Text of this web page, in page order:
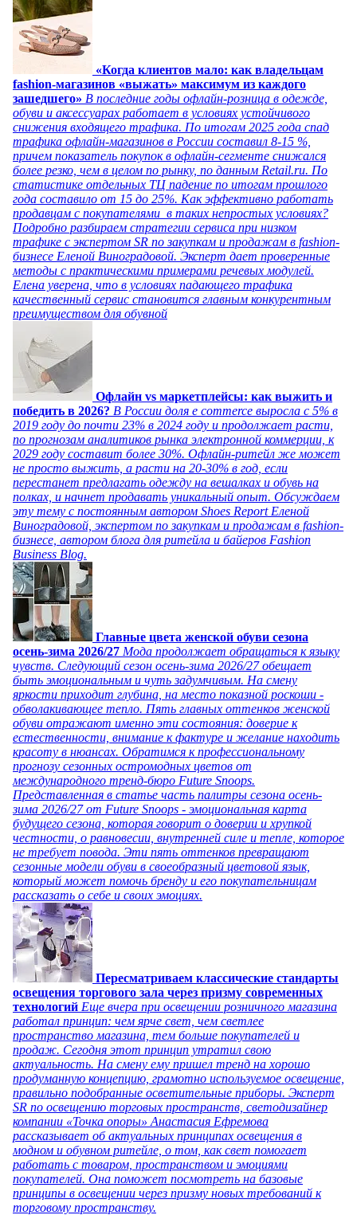
«Когда клиентов мало: как владельцам
fashion-магазинов «выжать» максимум из каждого
зашедшего» В последние годы офлайн-розница в одежде,
обуви и аксессуарах работает в условиях устойчивого
снижения входящего трафика. По итогам 2025 года спад
трафика офлайн-магазинов в России составил 8-15 %,
причем показатель покупок в офлайн-сегменте снижался
более резко, чем в целом по рынку, по данным Retail.ru. По
статистике отдельных ТЦ падение по итогам прошлого
года составило от 15 до 25%. Как эффективно работать
продавцам с покупателями в таких непростых условиях?
Подробно разбираем стратегии сервиса при низком
трафике с экспертом SR по закупкам и продажам в fashion-
бизнесе Еленой Виноградовой. Эксперт дает проверенные
методы с практическими примерами речевых модулей.
Елена уверена, что в условиях падающего трафика
качественный сервис становится главным конкурентным
преимуществом для обувной
Офлайн vs маркетплейсы: как выжить и
победить в 2026? В России доля e commerce выросла с 5% в
2019 году до почти 23% в 2024 году и продолжает расти,
по прогнозам аналитиков рынка электронной коммерции, к
2029 году составит более 30%. Офлайн-ритейл же может
не просто выжить, а расти на 20-30% в год, если
перестанет предлагать одежду на вешалках и обувь на
полках, и начнет продавать уникальный опыт. Обсуждаем
эту тему с постоянным автором Shoes Report Еленой
Виноградовой, экспертом по закупкам и продажам в fashion-
бизнесе, автором блога для ритейла и байеров Fashion
Business Blog.
Главные цвета женской обуви сезона
осень-зима 2026/27 Мода продолжает обращаться к языку
чувств. Следующий сезон осень-зима 2026/27 обещает
быть эмоциональным и чуть задумчивым. На смену
яркости приходит глубина, на место показной роскоши -
обволакивающее тепло. Пять главных оттенков женской
обуви отражают именно эти состояния: доверие к
естественности, внимание к фактуре и желание находить
красоту в нюансах. Обратимся к профессиональному
прогнозу сезонных остромодных цветов от
международного тренд-бюро Future Snoops.
Представленная в статье часть палитры сезона осень-
зима 2026/27 от Future Snoops - эмоциональная карта
будущего сезона, которая говорит о доверии и хрупкой
честности, о равновесии, внутренней силе и тепле, которое
не требует повода. Эти пять оттенков превращают
сезонные модели обуви в своеобразный цветовой язык,
который может помочь бренду и его покупательницам
рассказать о себе и своих эмоциях.
Пересматриваем классические стандарты
освещения торгового зала через призму современных
технологий Еще вчера при освещении розничного магазина
работал принцип: чем ярче свет, чем светлее
пространство магазина, тем больше покупателей и
продаж. Сегодня этот принцип утратил свою
актуальность. На смену ему пришел тренд на хорошо
продуманную концепцию, грамотно используемое освещение,
правильно подобранные осветительные приборы. Эксперт
SR по освещению торговых пространств, светодизайнер
компании «Точка опоры» Анастасия Ефремова
рассказывает об актуальных принципах освещения в
модном и обувном ритейле, о том, как свет помогает
работать с товаром, пространством и эмоциями
покупателей. Она поможет посмотреть на базовые
принципы в освещении через призму новых требований к
торговому пространству.